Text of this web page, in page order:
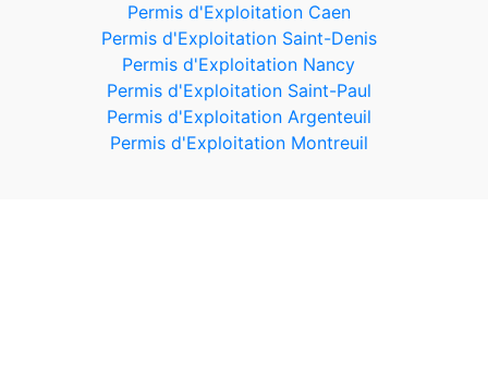
Permis d'Exploitation Caen
Permis d'Exploitation Saint-Denis
Permis d'Exploitation Nancy
Permis d'Exploitation Saint-Paul
Permis d'Exploitation Argenteuil
Permis d'Exploitation Montreuil